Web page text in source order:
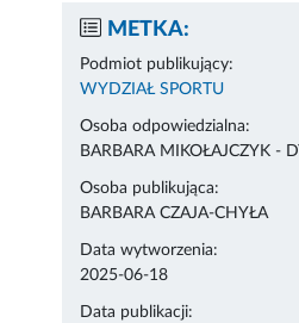
METKA:
Podmiot publikujący:
WYDZIAŁ SPORTU
Osoba odpowiedzialna:
BARBARA MIKOŁAJCZYK -
Osoba publikująca:
BARBARA CZAJA-CHYŁA
Data wytworzenia:
2025-06-18
Data publikacji: